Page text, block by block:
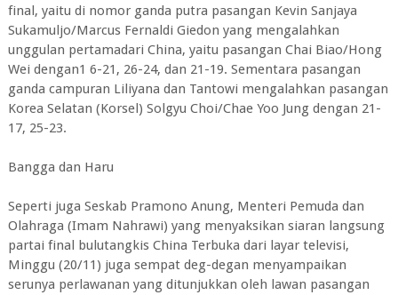
final, yaitu di nomor ganda putra pasangan Kevin Sanjaya
Sukamuljo/Marcus Fernaldi Giedon yang mengalahkan
unggulan pertamadari China, yaitu pasangan Chai Biao/Hong
Wei dengan1 6-21, 26-24, dan 21-19. Sementara pasangan
ganda campuran Liliyana dan Tantowi mengalahkan pasangan
Korea Selatan (Korsel) Solgyu Choi/Chae Yoo Jung dengan 21-
17, 25-23.
Bangga dan Haru
Seperti juga Seskab Pramono Anung, Menteri Pemuda dan
Olahraga (Imam Nahrawi) yang menyaksikan siaran langsung
partai final bulutangkis China Terbuka dari layar televisi,
Minggu (20/11) juga sempat deg-degan menyampaikan
serunya perlawanan yang ditunjukkan oleh lawan pasangan